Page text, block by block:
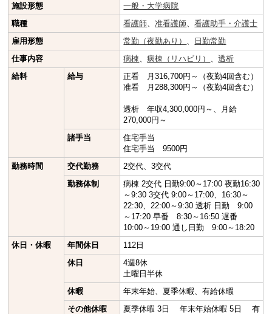
施設形態
一般・大学病院
職種
看護師 、准看護師 、看護助手・介護士
雇用形態
常勤（夜勤あり）
日勤常勤
仕事内容
病棟 、病棟（リハビリ） 、透析
給料
給与
正看 月316,700円～（夜勤4回含む）
准看 月288,300円～（夜勤4回含む）
透析 年収4,300,000円～、月給
270,000円～
諸手当
住宅手当
住宅手当 9500円
勤務時間
交代勤務
2交代、3交代
勤務体制
病棟 2交代 日勤9:00～17:00 夜勤16:30
～9:30 3交代 9:00～17:00、16:30～
22:30、22:00～9:30 透析 日勤 9:00
～17:20 早番 8:30～16:50 遅番
10:00～19:00 通し日勤 9:00～18:20
休日・休暇
年間休日
112日
休日
4週8休
土曜日半休
休暇
年末年始、夏季休暇、有給休暇
その他休暇
夏季休暇 3日 年末年始休暇 5日 有